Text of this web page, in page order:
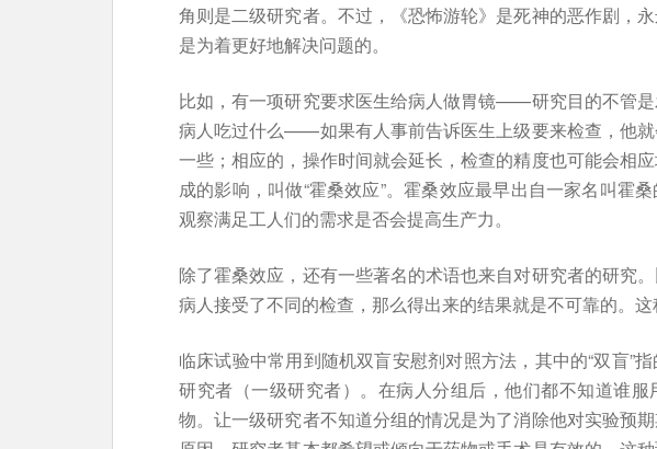
角则是二级研究者。不过，《恐怖游轮》是死神的恶作剧，
是为着更好地解决问题的。
比如，有一项研究要求医生给病人做胃镜——研究目的不管
病人吃过什么——如果有人事前告诉医生上级要来检查，他
一些；相应的，操作时间就会延长，检查的精度也可能会相
成的影响，叫做“霍桑效应”。霍桑效应最早出自一家名叫霍
观察满足工人们的需求是否会提高生产力。
除了霍桑效应，还有一些著名的术语也来自对研究者的研究
病人接受了不同的检查，那么得出来的结果就是不可靠的。这
临床试验中常用到随机双盲安慰剂对照方法，其中的“双盲”
研究者（一级研究者）。在病人分组后，他们都不知道谁
物。让一级研究者不知道分组的情况是为了消除他对实验预